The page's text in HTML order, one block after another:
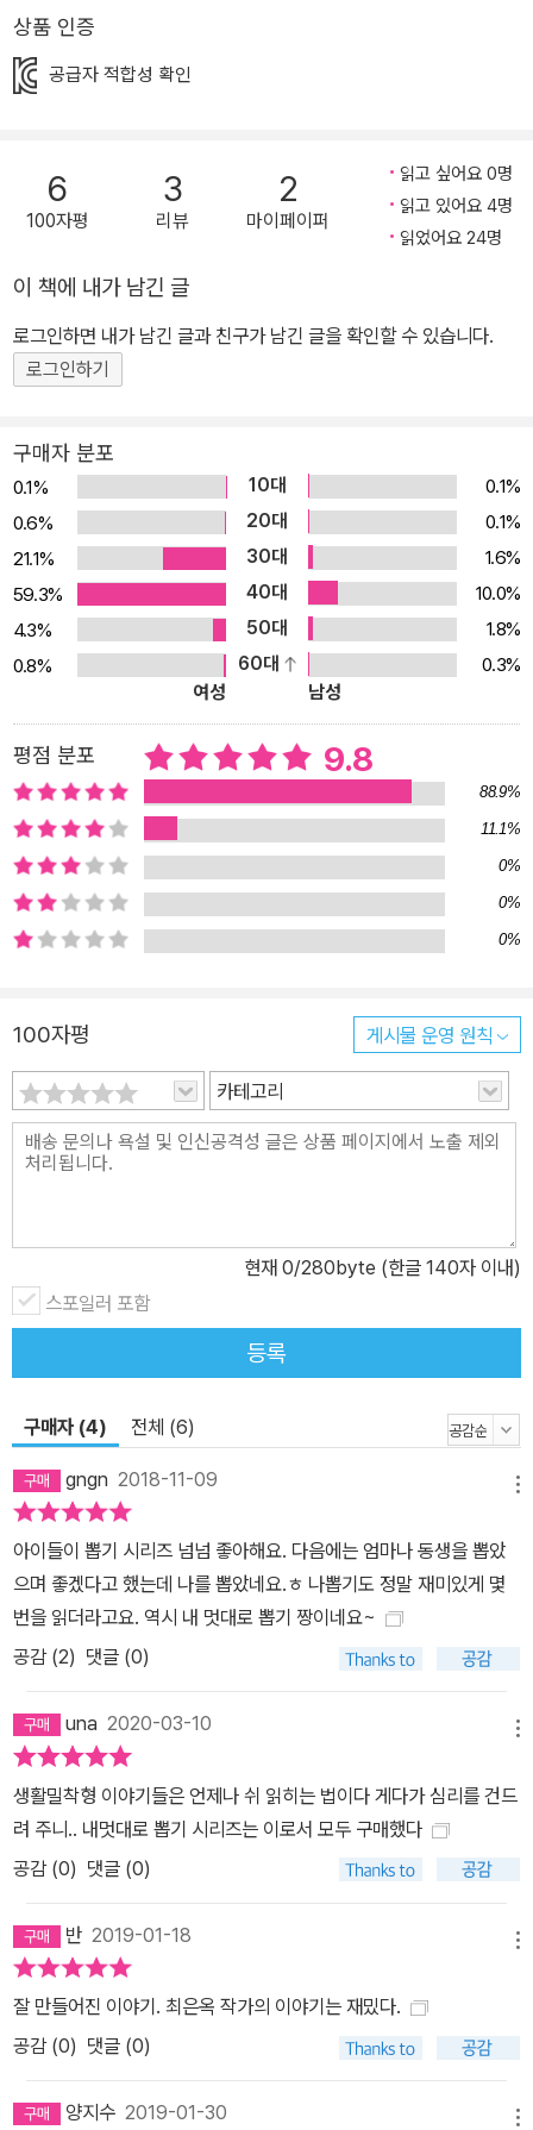
데. 민주의 자신을 바꿔 나가는 모습은 웃음을 자아내면서 동시에 또
행될수록 더 초라해지고 슬퍼하는 민주를 발견하게 된다. 그 모습에
거울 방이라는 흥미로운 설정, 잔잔한 감동을 선사하는《내 멋대로 나
뽑기》. 이 동화는 아이들에게 자신에 대해 생각해 보고, 있는 그대로
상품 인증
공급자 적합성 확인
6
100자평
3
리뷰
2
마이페이퍼
읽고 싶어요 0명
읽고 있어요 4명
읽었어요 24명
이 책에 내가 남긴 글
로그인하면 내가 남긴 글과 친구가 남긴 글을 확인할 수 있습니다.
로그인하기
구매자 분포
0.1% 10대
0.1%
0.6%
20대
0.1%
21.1%
30대
1.6%
59.3%
40대
10.0%
4.3%
50대
1.8%
0.8%
60대
0.3%
여성
남성
평점 분포 9.8
88.9%
11.1%
0%
0%
0%
100자평 게시물 운영 원칙
카테고리
현재 0/280byte (한글 140자 이내)
스포일러 포함
등록
구매자 (4) 전체 (6)
gngn 2018-11-09
아이들이 뽑기 시리즈 넘넘 좋아해요. 다음에는 엄마나 동생을 뽑았
으며 좋겠다고 했는데 나를 뽑았네요.ㅎ 나뽑기도 정말 재미있게 몇
번을 읽더라고요. 역시 내 멋대로 뽑기 짱이네요~
공감 (2) 댓글 (0)
una 2020-03-10
생활밀착형 이야기들은 언제나 쉬 읽히는 법이다 게다가 심리를 건드
려 주니.. 내멋대로 뽑기 시리즈는 이로서 모두 구매했다
공감 (0) 댓글 (0)
반 2019-01-18
잘 만들어진 이야기. 최은옥 작가의 이야기는 재밌다.
공감 (0) 댓글 (0)
양지수 2019-01-30